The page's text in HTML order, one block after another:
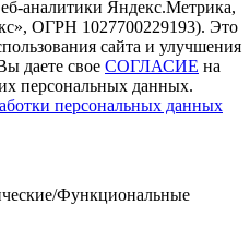
аналитики Яндекс.Метрика,
ОГРН 1027700229193). Это
сайта и улучшения
даете свое СОГЛАСИЕ на
персональных данных.
персональных данных
Функциональные